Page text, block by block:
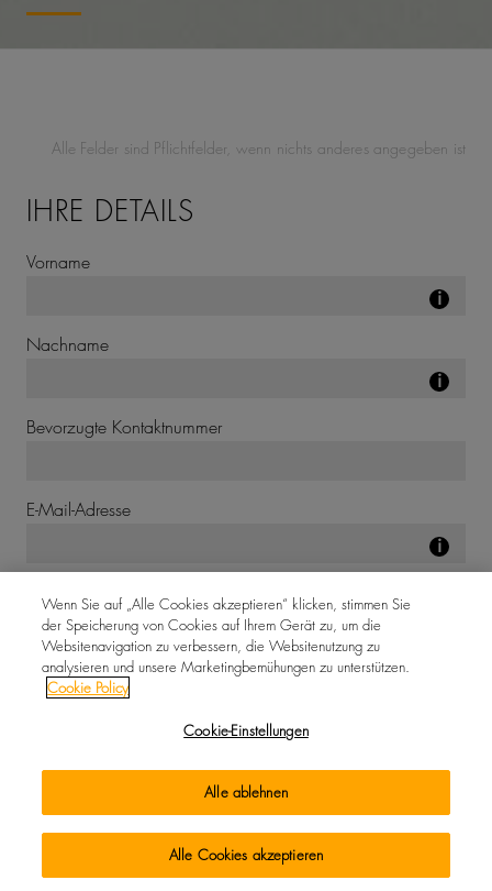
Alle Felder sind Pflichtfelder, wenn nichts anderes angegeben ist
IHRE DETAILS
Vorname
i
Nachname
i
Bevorzugte Kontaktnummer
E-Mail-Adresse
i
Unternehmensname
Wie lautet Ihre Anfrage?
Um was für eine Geräteart handelt es sich?
Wenn Sie auf „Alle Cookies akzeptieren“ klicken, stimmen Sie
der Speicherung von Cookies auf Ihrem Gerät zu, um die
Websitenavigation zu verbessern, die Websitenutzung zu
analysieren und unsere Marketingbemühungen zu unterstützen.
Cookie Policy
Cookie-Einstellungen
Alle ablehnen
Alle Cookies akzeptieren